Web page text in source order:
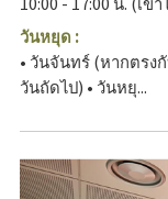
วันหยุด :
• วันจันทร์ (หากตร
วันถัดไป) • วันหยุ...